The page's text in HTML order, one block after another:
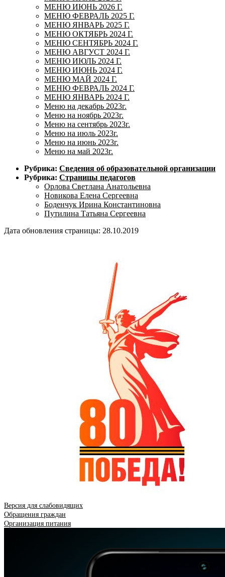
МЕНЮ ИЮНЬ 2026 Г.
МЕНЮ ФЕВРАЛЬ 2025 Г.
МЕНЮ ЯНВАРЬ 2025 Г.
МЕНЮ ОКТЯБРЬ 2024 Г.
МЕНЮ СЕНТЯБРЬ 2024 Г.
МЕНЮ АВГУСТ 2024 Г.
МЕНЮ ИЮЛЬ 2024 Г.
МЕНЮ ИЮНЬ 2024 Г.
МЕНЮ МАЙ 2024 Г.
МЕНЮ ФЕВРАЛЬ 2024 Г.
МЕНЮ ЯНВАРЬ 2024 Г.
Меню на декабрь 2023г.
Меню на ноябрь 2023г.
Меню на сентябрь 2023г.
Меню на июль 2023г.
Меню на июнь 2023г.
Меню на май 2023г.
Рубрика: Сведения об образовательной организации
Рубрика: Страницы педагогов
Орлова Светлана Анатольевна
Новикова Елена Сергеевна
Боденчук Ирина Константиновна
Путилина Татьяна Сергеевна
Дата обновления страницы: 28.10.2019
Версия для слабовидящих
Обращения граждан
Организация питания